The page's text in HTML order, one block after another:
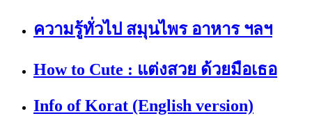
ความรู้ทั่วไป สมุนไพร อาหาร ฯลฯ
How to Cute : แต่งสวย ด้วยมือเธอ
Info of Korat (English version)